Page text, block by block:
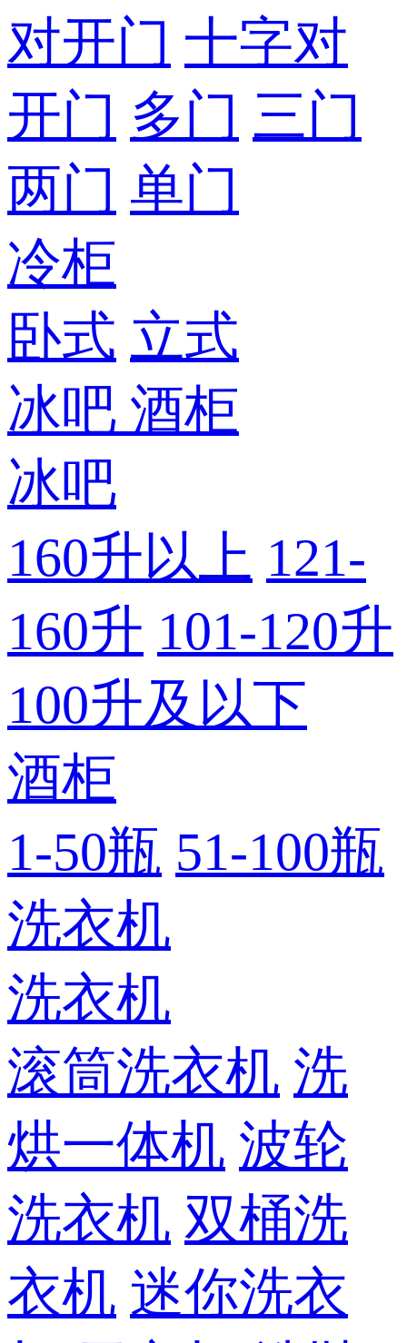
对开门 十字对
开门 多门 三门
两门 单门
冷柜
卧式 立式
冰吧 酒柜
冰吧
160升以上 121-
160升 101-120升
100升及以下
酒柜
1-50瓶 51-100瓶
洗衣机
洗衣机
滚筒洗衣机 洗
烘一体机 波轮
洗衣机 双桶洗
衣机 迷你洗衣